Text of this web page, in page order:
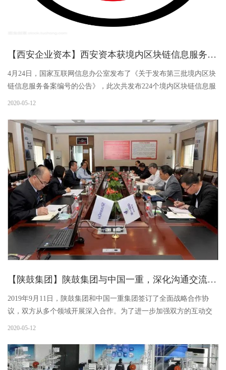
【西安企业资本】西安资本获境内区块链信息服务备案
4月24日，国家互联网信息办公室发布了《关于发布第三批境内区块
链信息服务备案编号的公告》，此次共发布224个境内区块链信息服
三批通过区块链信息服务备案的企业。截至目前，全国共有730个区
块链信息服务在列，包含来自腾讯、阿里巴巴、百度、京东、中国
平安、浙商银行、海尔集团等互联网巨头、金融公司旗下的区块链
信息服务项目。陕西省有7个区块链信息服务获得备案编号。20...
2020-05-12
【陕鼓集团】陕鼓集团与中国一重，深化沟通交流，促进战略合作落地，携手共赢发展！
2019年9月11日，陕鼓集团和中国一重集团签订了全面战略合作协
议，双方从多个领域开展深入合作。为了进一步加强双方的互动交
流，寻求更广阔的合作空间，促进双方战略合作的有效落地，5月7
程技术公司总经理袁国明，一重股份设备能源管控中心总经理王介
平，一重股份战略投资部高级经理孙峰，一重股份工程技术公司流
2020-05-12